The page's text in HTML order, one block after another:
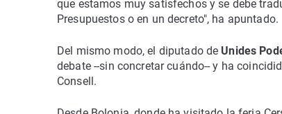
que estamos muy satisfechos y se debe
Presupuestos o en un decreto", ha apuntado.
Del mismo modo, el diputado de Unides
debate --sin concretar cuándo-- y ha
Consell.